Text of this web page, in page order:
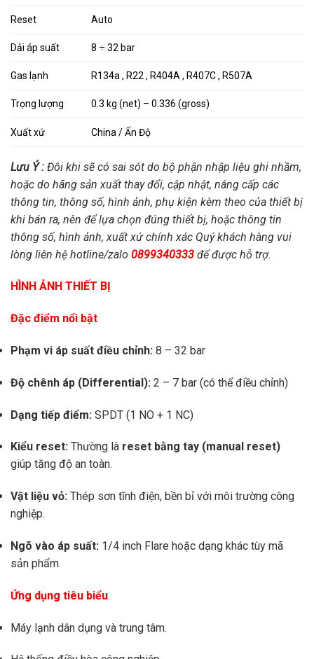
Reset Auto
Dải áp suất 8 ÷ 32 bar
Gas lạnh R134a , R22 , R404A , R407C , R507A
Trọng lượng 0.3 kg (net) – 0.336 (gross)
Xuất xứ China / Ấn Độ
Lưu Ý : Đôi khi sẽ có sai sót do bộ phận nhập liệu ghi nhầm,
hoặc do hãng sản xuất thay đổi, cập nhật, nâng cấp các
thông tin, thông số, hình ảnh, phụ kiện kèm theo của thiết bị
khi bán ra, nên để lựa chọn đúng thiết bị, hoặc thông tin
thông số, hình ảnh, xuất xứ chính xác Quý khách hàng vui
lòng liên hệ hotline/zalo 0899340333 để được hỗ trợ.
HÌNH ẢNH THIẾT BỊ
Đặc điểm nổi bật
Phạm vi áp suất điều chỉnh: 8 – 32 bar
Độ chênh áp (Differential): 2 – 7 bar (có thể điều chỉnh)
Dạng tiếp điểm: SPDT (1 NO + 1 NC)
Kiểu reset: Thường là reset bằng tay (manual reset)
giúp tăng độ an toàn.
Vật liệu vỏ: Thép sơn tĩnh điện, bền bỉ với môi trường công
nghiệp.
Ngõ vào áp suất: 1/4 inch Flare hoặc dạng khác tùy mã
sản phẩm.
Ứng dụng tiêu biểu
Máy lạnh dân dụng và trung tâm.